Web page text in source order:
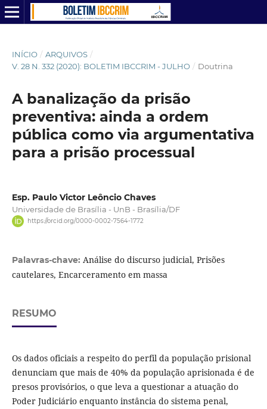
INÍCIO / ARQUIVOS /
V. 28 N. 332 (2020): BOLETIM IBCCRIM - JULHO / Doutrina
A banalização da prisão
preventiva: ainda a ordem
pública como via argumentativa
para a prisão processual
Esp. Paulo Victor Leôncio Chaves
Universidade de Brasília - UnB - Brasília/DF
https://orcid.org/0000-0002-7564-1772
Palavras-chave: Análise do discurso judicial, Prisões
cautelares, Encarceramento em massa
RESUMO
Os dados oficiais a respeito do perfil da população prisional
denunciam que mais de 40% da população aprisionada é de
presos provisórios, o que leva a questionar a atuação do
Poder Judiciário enquanto instância do sistema penal,